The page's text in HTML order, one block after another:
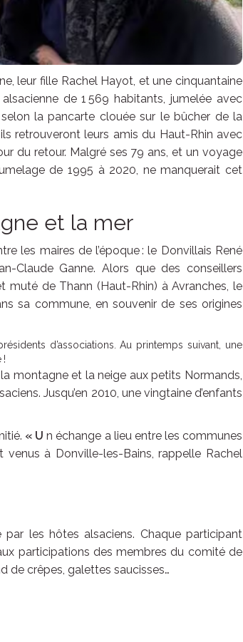
leur fille Rachel Hayot, et une cinquantaine
de 1 569 habitants, jumelée avec
selon la pancarte clouée sur le bûcher de la
retrouveront leurs amis du Haut-Rhin avec
du retour. Malgré ses 79 ans, et un voyage
de 1995 à 2020, ne manquerait cet
et la mer
les maires de l’époque : le Donvillais René
Claude Ganne. Alors que des conseillers
muté de Thann (Haut-Rhin) à Avranches, le
sa commune, en souvenir de ses origines
d’associations. Au printemps suivant, une
!
montagne et la neige aux petits Normands,
Jusqu’en 2010, une vingtaine d’enfants
« U n échange a lieu entre les communes
à Donville-les-Bains, rappelle Rachel
les hôtes alsaciens. Chaque participant
participations des membres du comité de
de crêpes, galettes saucisses…